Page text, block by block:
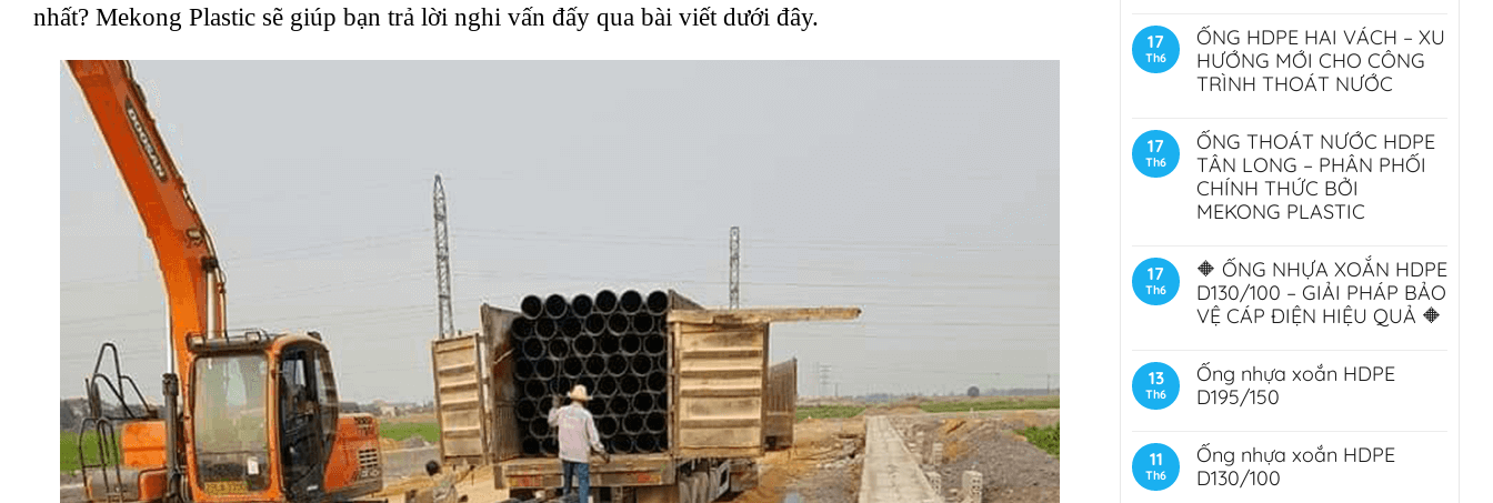
nhất? Mekong Plastic sẽ giúp bạn trả lời nghi vấn đấy qua bài viết dưới đây.
17
Th6
ỐNG HDPE HAI VÁCH – XU
HƯỚNG MỚI CHO CÔNG
TRÌNH THOÁT NƯỚC
17
Th6
ỐNG THOÁT NƯỚC HDPE
TÂN LONG – PHÂN PHỐI
CHÍNH THỨC BỞI
MEKONG PLASTIC
17
Th6
🔶 ỐNG NHỰA XOẮN HDPE
D130/100 – GIẢI PHÁP BẢO
VỆ CÁP ĐIỆN HIỆU QUẢ 🔶
13
Th6
Ống nhựa xoắn HDPE
D195/150
11
Th6
Ống nhựa xoắn HDPE
D130/100